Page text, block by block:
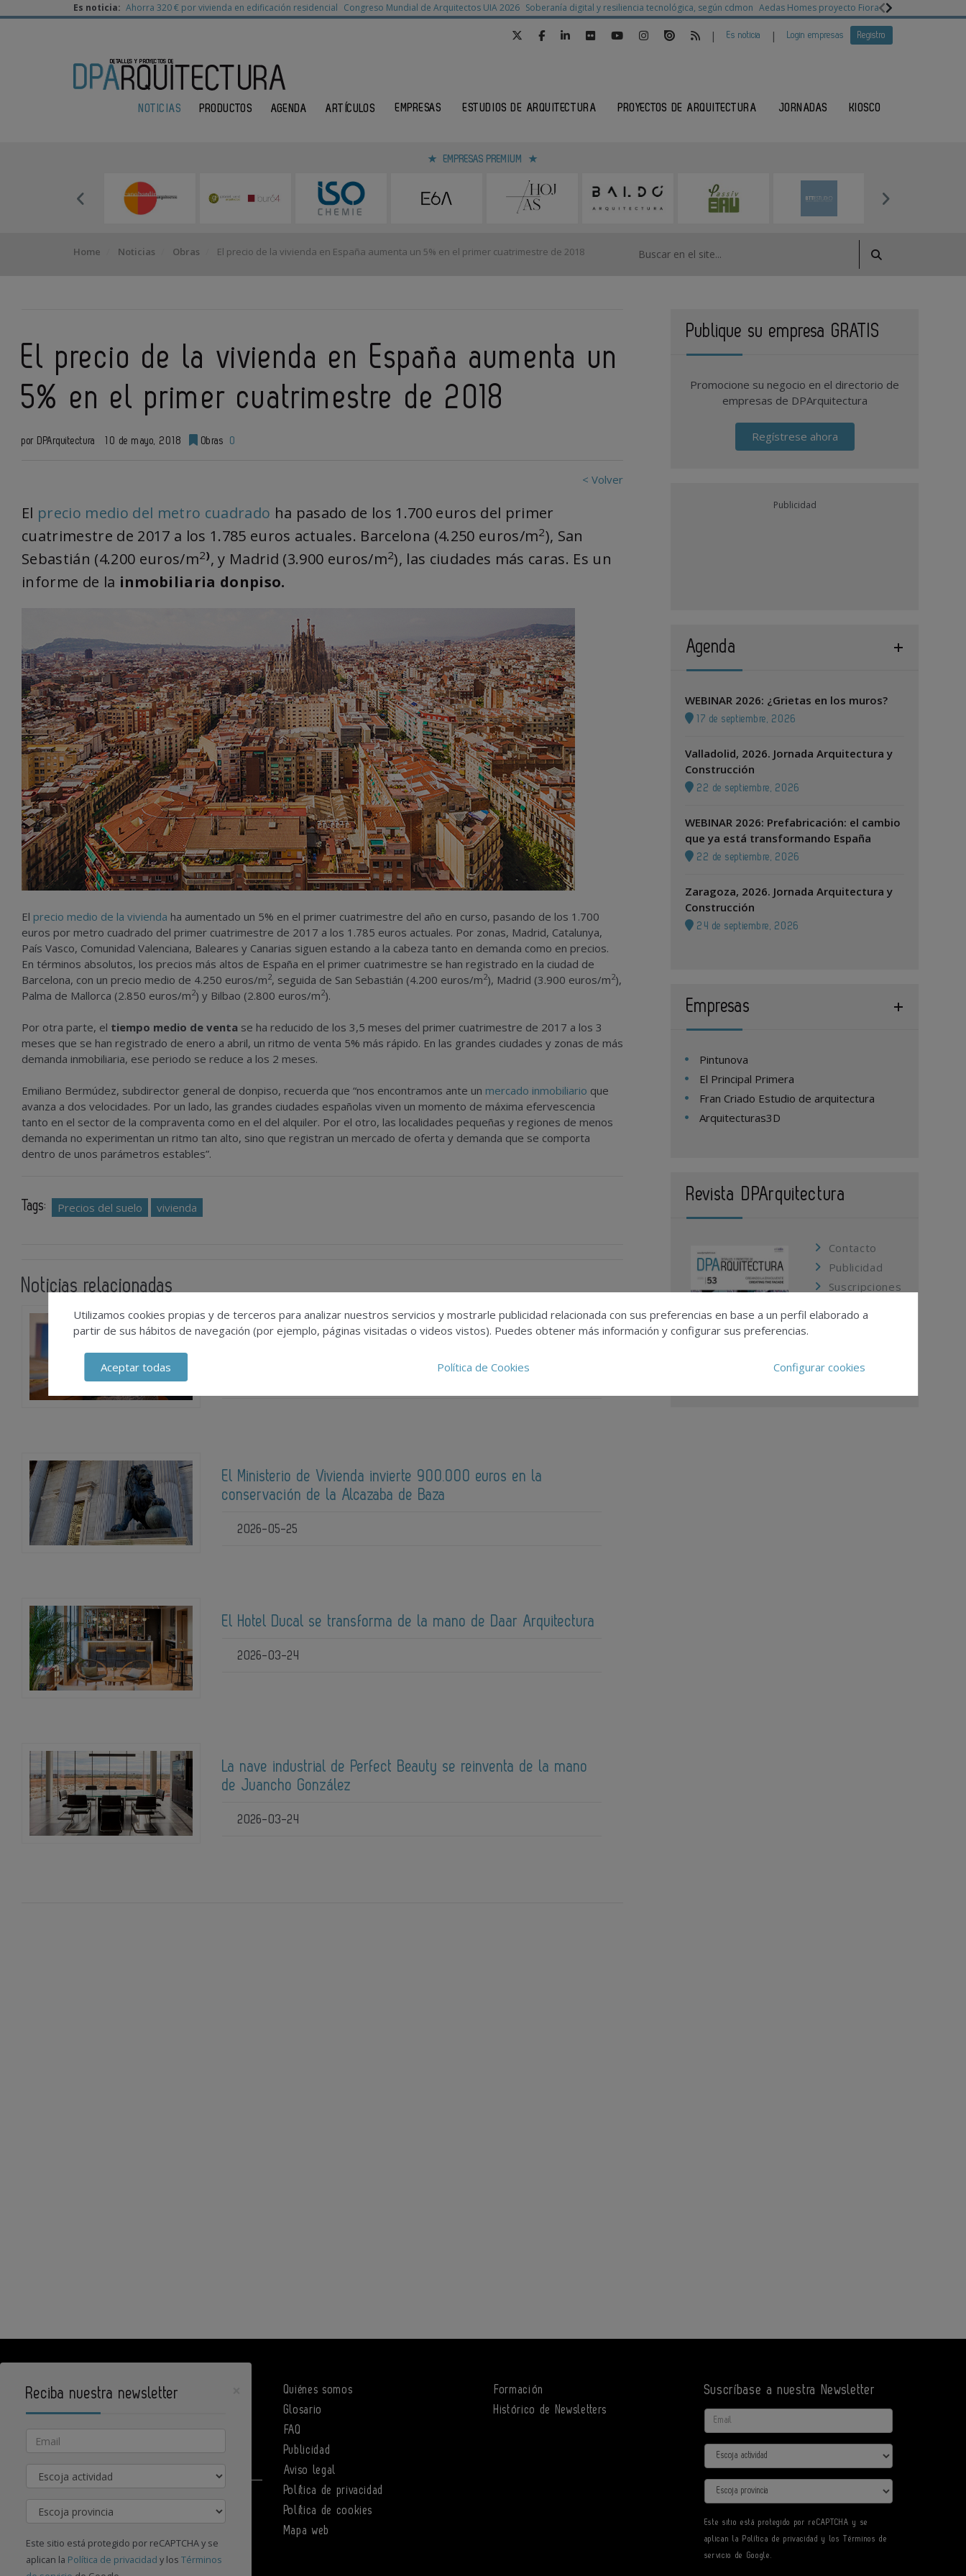
Es noticia: Ahorra 320 € por vivienda en edificación residencial Congreso Mundial de Arquitectos UIA 2026 Soberanía digital y resiliencia tecnológica, según cdmon Aedas Homes proyecto Fiora Ganadores
| Es noticia | Login empresas Registro
NOTICIAS PRODUCTOS AGENDA ARTÍCULOS EMPRESAS ESTUDIOS DE ARQUITECTURA PROYECTOS DE ARQUITECTURA JORNADAS KIOSCO
EMPRESAS PREMIUM
Home Noticias Obras El precio de la vivienda en España aumenta un 5% en el primer cuatrimestre de 2018
El precio de la vivienda en España aumenta un
5% en el primer cuatrimestre de 2018
por DPArquitectura 10 de mayo, 2018 Obras 0
< Volver
El precio medio del metro cuadrado ha pasado de los 1.700 euros del primer
cuatrimestre de 2017 a los 1.785 euros actuales. Barcelona (4.250 euros/m2), San
Sebastián (4.200 euros/m2), y Madrid (3.900 euros/m2), las ciudades más caras. Es un
informe de la inmobiliaria donpiso.
El precio medio de la vivienda ha aumentado un 5% en el primer cuatrimestre del año en curso, pasando de los 1.700
euros por metro cuadrado del primer cuatrimestre de 2017 a los 1.785 euros actuales. Por zonas, Madrid, Catalunya,
País Vasco, Comunidad Valenciana, Baleares y Canarias siguen estando a la cabeza tanto en demanda como en precios.
En términos absolutos, los precios más altos de España en el primer cuatrimestre se han registrado en la ciudad de
Barcelona, con un precio medio de 4.250 euros/m2, seguida de San Sebastián (4.200 euros/m2), Madrid (3.900 euros/m2),
Palma de Mallorca (2.850 euros/m2) y Bilbao (2.800 euros/m2).
Por otra parte, el tiempo medio de venta se ha reducido de los 3,5 meses del primer cuatrimestre de 2017 a los 3
meses que se han registrado de enero a abril, un ritmo de venta 5% más rápido. En las grandes ciudades y zonas de más
demanda inmobiliaria, ese periodo se reduce a los 2 meses.
Emiliano Bermúdez, subdirector general de donpiso, recuerda que “nos encontramos ante un mercado inmobiliario que
avanza a dos velocidades. Por un lado, las grandes ciudades españolas viven un momento de máxima efervescencia
tanto en el sector de la compraventa como en el del alquiler. Por el otro, las localidades pequeñas y regiones de menos
demanda no experimentan un ritmo tan alto, sino que registran un mercado de oferta y demanda que se comporta
dentro de unos parámetros estables”.
Tags: Precios del suelo vivienda
Noticias relacionadas
César Portela recibirá el Premio de Arquitectura en Piedra
El Ministerio de Vivienda invierte 900.000 euros en la
conservación de la Alcazaba de Baza
2026-05-25
El Hotel Ducal se transforma de la mano de Daar Arquitectura
2026-03-24
La nave industrial de Perfect Beauty se reinventa de la mano
de Juancho González
2026-03-24
Publique su empresa GRATIS
Promocione su negocio en el directorio de
empresas de DPArquitectura
Regístrese ahora
Publicidad
Agenda
WEBINAR 2026: ¿Grietas en los muros?
17 de septiembre, 2026
Valladolid, 2026. Jornada Arquitectura y
Construcción
22 de septiembre, 2026
WEBINAR 2026: Prefabricación: el cambio
que ya está transformando España
22 de septiembre, 2026
Zaragoza, 2026. Jornada Arquitectura y
Construcción
24 de septiembre, 2026
Empresas
Pintunova
El Principal Primera
Fran Criado Estudio de arquitectura
Arquitecturas3D
Revista DPArquitectura
Contacto
Publicidad
Suscripciones
Editorial
Contacte con nosotros
Quiénes somos
Glosario
FAQ
Publicidad
Aviso legal
Política de privacidad
Política de cookies
Mapa web
Formación
Histórico de Newsletters
Suscríbase a nuestra Newsletter
Email
Actividad
Provincia
Este sitio está protegido por reCAPTCHA y se
aplican la Política de privacidad y los Términos de
servicio de Google.
Utilizamos cookies propias y de terceros para analizar nuestros servicios y mostrarle publicidad relacionada con sus preferencias en base a un perfil elaborado a
partir de sus hábitos de navegación (por ejemplo, páginas visitadas o videos vistos). Puedes obtener más información y configurar sus preferencias.
Aceptar todas Política de Cookies Configurar cookies
Reciba nuestra newsletter
Email
Actividad
Provincia
Este sitio está protegido por reCAPTCHA y se
aplican la Política de privacidad y los Términos